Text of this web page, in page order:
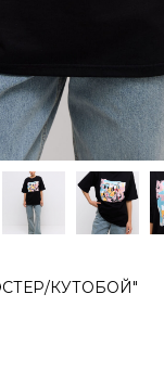
КУТОБОЙ"